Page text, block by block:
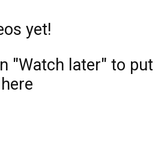
yet!
"Watch later" to put